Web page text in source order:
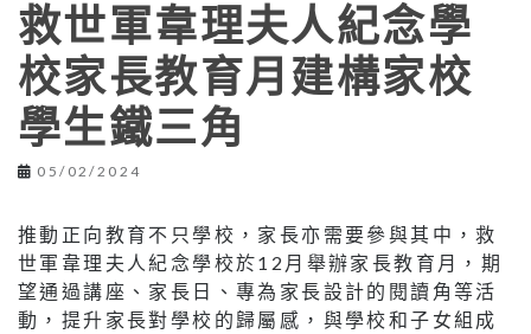
救世軍韋理夫人紀念學
校家長教育月建構家校
學生鐵三角
05/02/2024
推動正向教育不只學校，家長亦需要參與其中，救
世軍韋理夫人紀念學校於12月舉辦家長教育月，期
望通過講座、家長日、專為家長設計的閱讀角等活
動，提升家長對學校的歸屬感，與學校和子女組成